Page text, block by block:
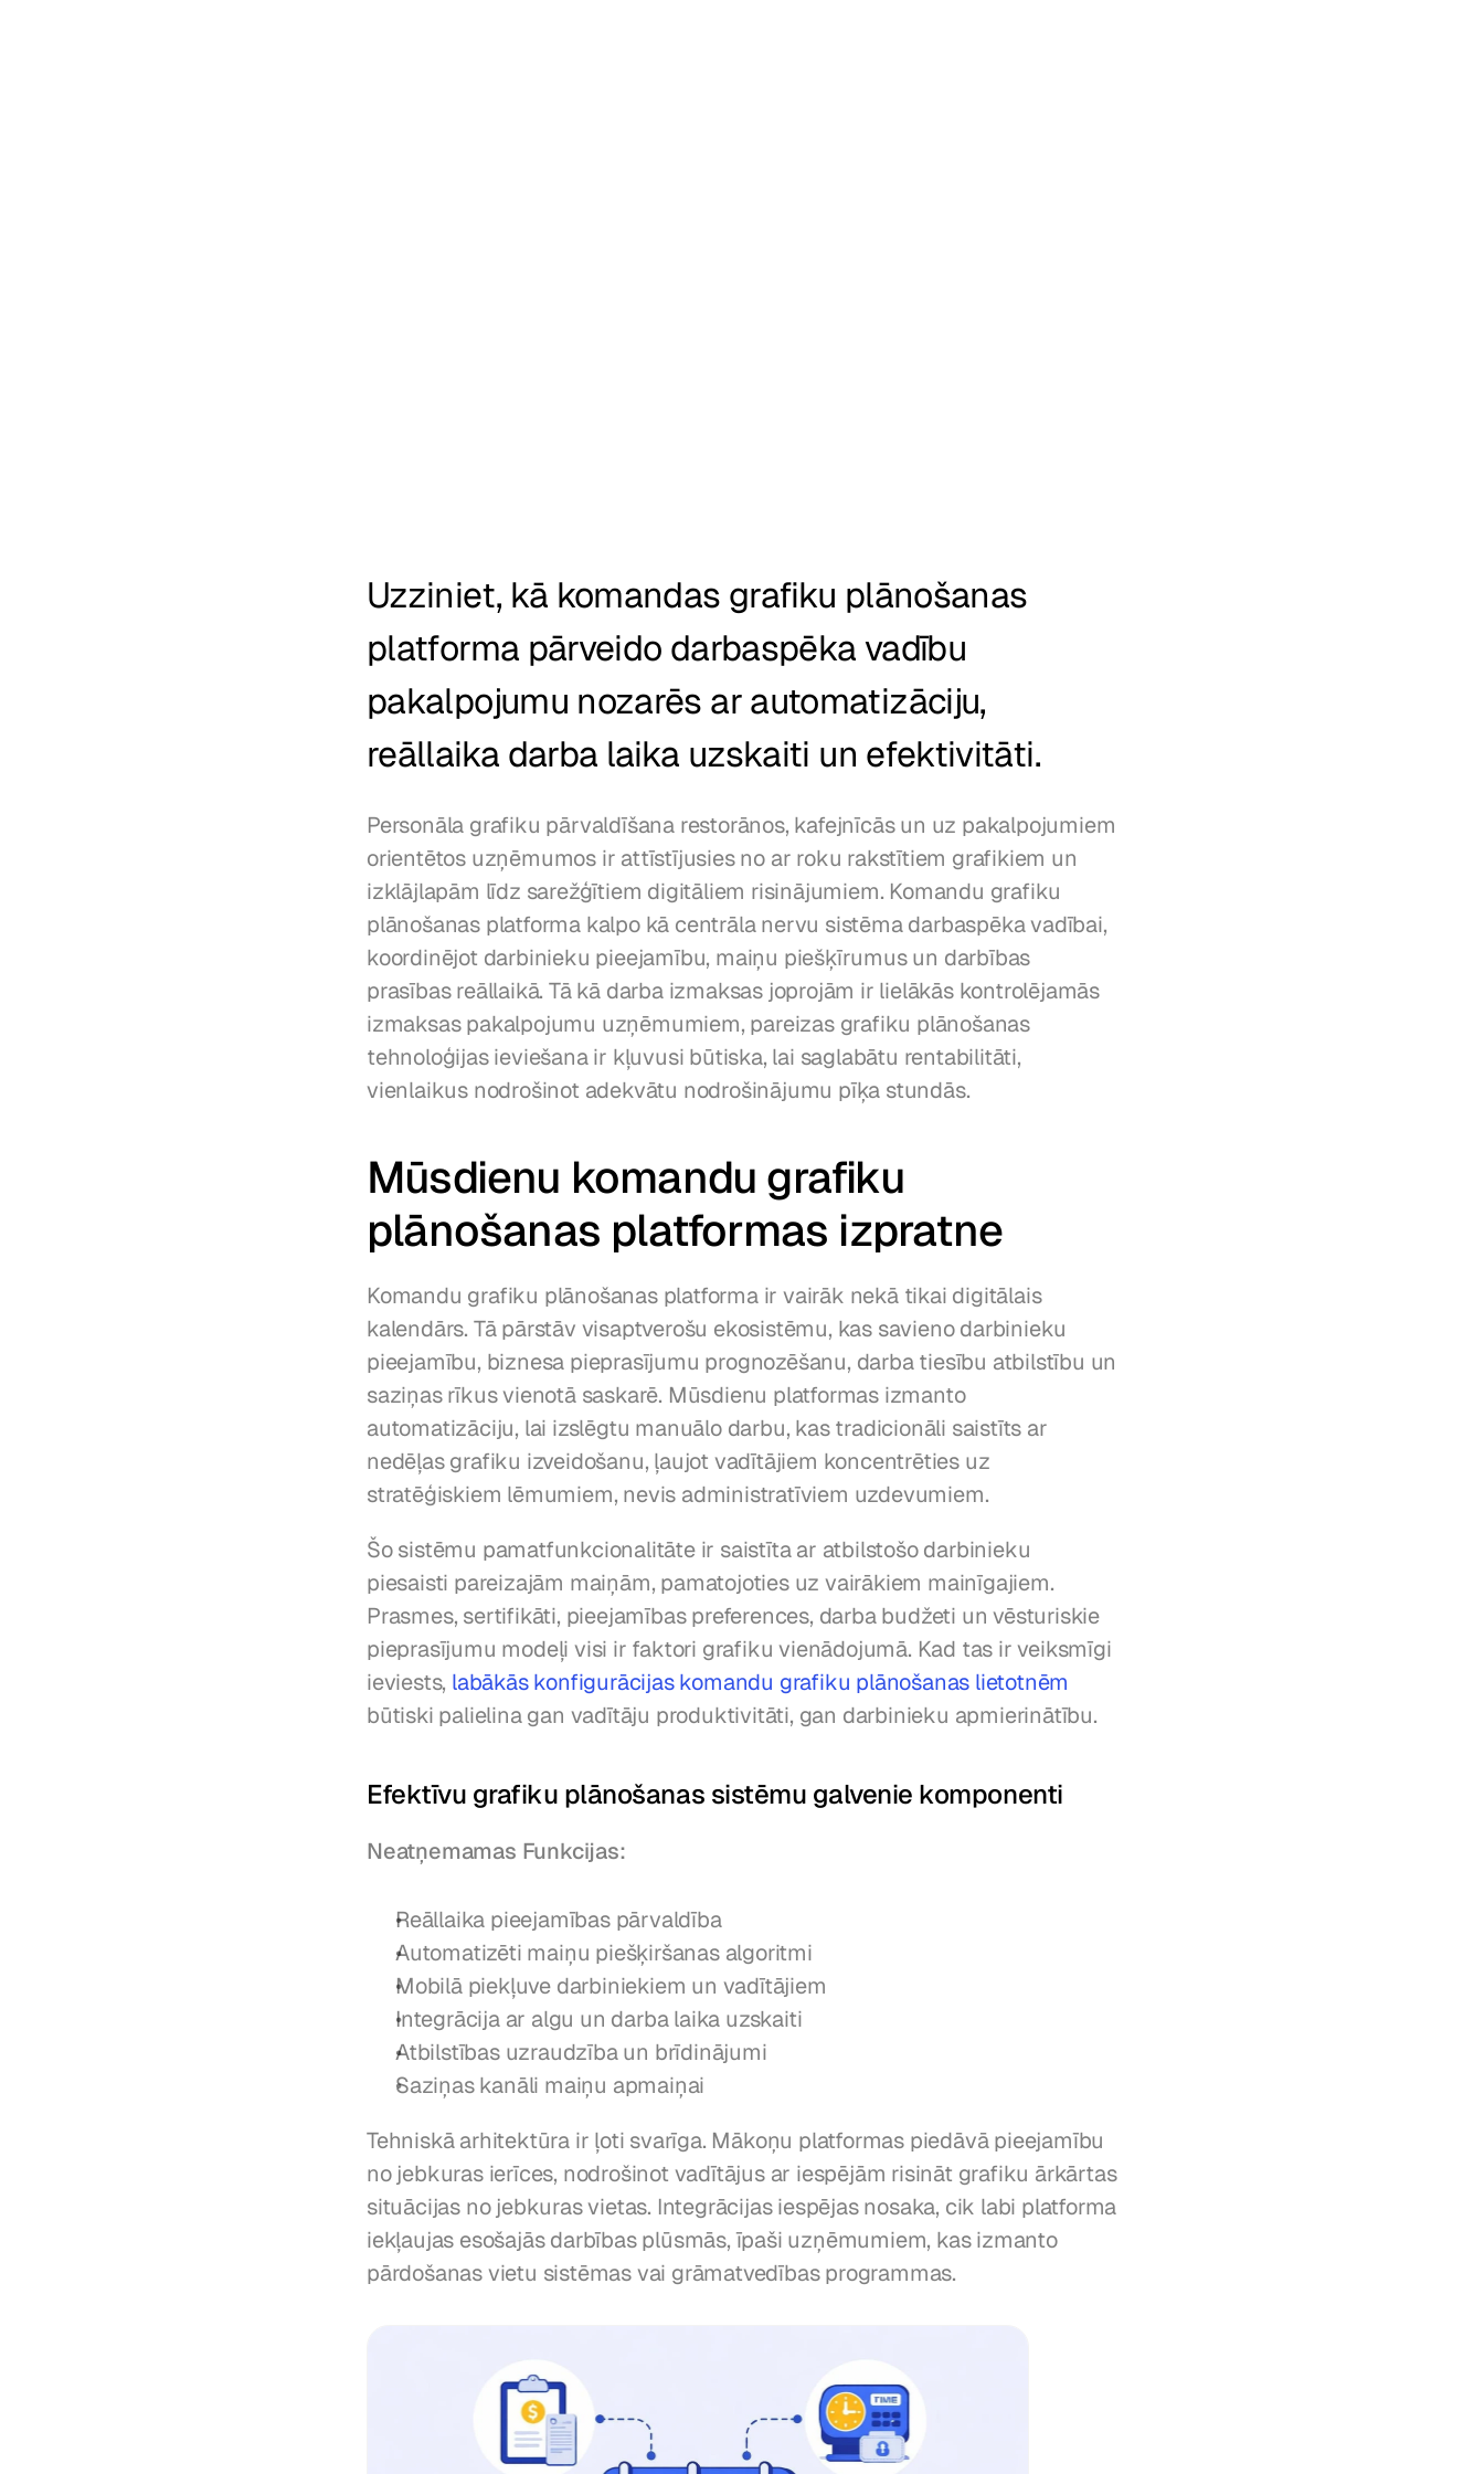
Uzziniet, kā komandas grafiku plānošanas
platforma pārveido darbaspēka vadību
pakalpojumu nozarēs ar automatizāciju,
reāllaika darba laika uzskaiti un efektivitāti.
Personāla grafiku pārvaldīšana restorānos, kafejnīcās un uz pakalpojumiem
orientētos uzņēmumos ir attīstījusies no ar roku rakstītiem grafikiem un
izklājlapām līdz sarežģītiem digitāliem risinājumiem. Komandu grafiku
plānošanas platforma kalpo kā centrāla nervu sistēma darbaspēka vadībai,
koordinējot darbinieku pieejamību, maiņu piešķīrumus un darbības
prasības reāllaikā. Tā kā darba izmaksas joprojām ir lielākās kontrolējamās
izmaksas pakalpojumu uzņēmumiem, pareizas grafiku plānošanas
tehnoloģijas ieviešana ir kļuvusi būtiska, lai saglabātu rentabilitāti,
vienlaikus nodrošinot adekvātu nodrošinājumu pīķa stundās.
Mūsdienu komandu grafiku
plānošanas platformas izpratne
Komandu grafiku plānošanas platforma ir vairāk nekā tikai digitālais
kalendārs. Tā pārstāv visaptverošu ekosistēmu, kas savieno darbinieku
pieejamību, biznesa pieprasījumu prognozēšanu, darba tiesību atbilstību un
saziņas rīkus vienotā saskarē. Mūsdienu platformas izmanto
automatizāciju, lai izslēgtu manuālo darbu, kas tradicionāli saistīts ar
nedēļas grafiku izveidošanu, ļaujot vadītājiem koncentrēties uz
stratēģiskiem lēmumiem, nevis administratīviem uzdevumiem.
Šo sistēmu pamatfunkcionalitāte ir saistīta ar atbilstošo darbinieku
piesaisti pareizajām maiņām, pamatojoties uz vairākiem mainīgajiem.
Prasmes, sertifikāti, pieejamības preferences, darba budžeti un vēsturiskie
pieprasījumu modeļi visi ir faktori grafiku vienādojumā. Kad tas ir veiksmīgi
ieviests, labākās konfigurācijas komandu grafiku plānošanas lietotnēm
būtiski palielina gan vadītāju produktivitāti, gan darbinieku apmierinātību.
Efektīvu grafiku plānošanas sistēmu galvenie komponenti
Neatņemamas Funkcijas:
Reāllaika pieejamības pārvaldība
Automatizēti maiņu piešķiršanas algoritmi
Mobilā piekļuve darbiniekiem un vadītājiem
Integrācija ar algu un darba laika uzskaiti
Atbilstības uzraudzība un brīdinājumi
Saziņas kanāli maiņu apmaiņai
Tehniskā arhitektūra ir ļoti svarīga. Mākoņu platformas piedāvā pieejamību
no jebkuras ierīces, nodrošinot vadītājus ar iespējām risināt grafiku ārkārtas
situācijas no jebkuras vietas. Integrācijas iespējas nosaka, cik labi platforma
iekļaujas esošajās darbības plūsmās, īpaši uzņēmumiem, kas izmanto
pārdošanas vietu sistēmas vai grāmatvedības programmas.